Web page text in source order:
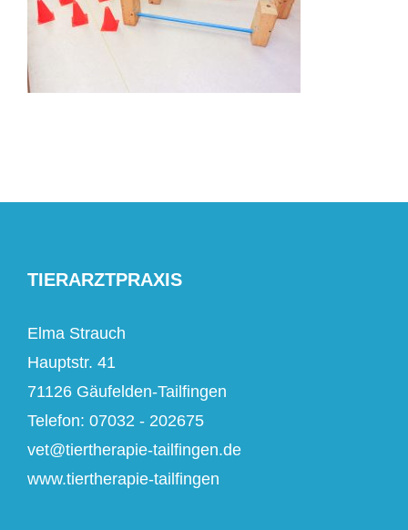
TIERARZTPRAXIS
Elma Strauch
Hauptstr. 41
71126 Gäufelden-Tailfingen
Telefon: 07032 - 202675
vet@tiertherapie-tailfingen.de
www.tiertherapie-tailfingen